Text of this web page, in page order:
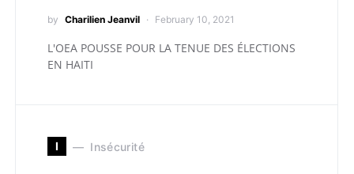
by Charilien Jeanvil February 10, 2021
L'OEA POUSSE POUR LA TENUE DES ÉLECTIONS
EN HAITI
I Insécurité